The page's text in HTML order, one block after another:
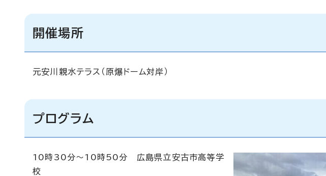
開催場所
元安川親水テラス（原爆ドーム対岸）
プログラム
10時30分～10時50分 広島県立安古市高等学
校